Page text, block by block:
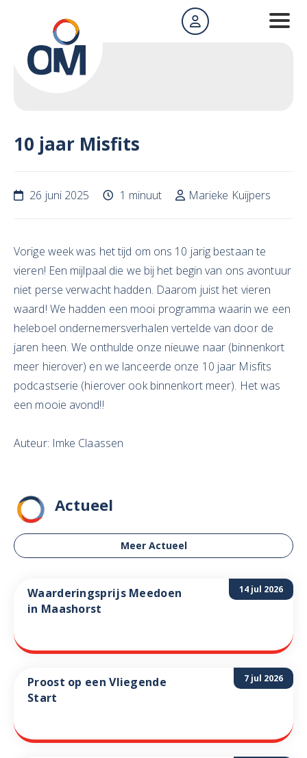
10 jaar Misfits
26 juni 2025 1 minuut Marieke Kuijpers
Vorige week was het tijd om ons 10 jarig bestaan te
vieren! Een mijlpaal die we bij het begin van ons avontuur
niet perse verwacht hadden. Daarom juist het vieren
waard! We hadden een mooi programma waarin we een
heleboel ondernemersverhalen vertelde van door de
jaren heen. We onthulde onze nieuwe naar (binnenkort
meer hierover) en we lanceerde onze 10 jaar Misfits
podcastserie (hierover ook binnenkort meer). Het was
een mooie avond!!
Auteur: Imke Claassen
Actueel
Meer Actueel
14 jul 2026
Waarderingsprijs Meedoen
in Maashorst
7 jul 2026
Proost op een Vliegende
Start